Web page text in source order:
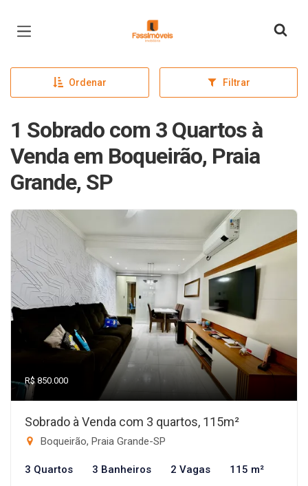
Página inicial
Ordenar Filtrar
1 Sobrado com 3 Quartos à
Venda em Boqueirão, Praia
Grande, SP
R$ 850.000
Sobrado à Venda com 3 quartos, 115m²
Boqueirão, Praia Grande-SP
3 Quartos 3 Banheiros 2 Vagas 115 m²